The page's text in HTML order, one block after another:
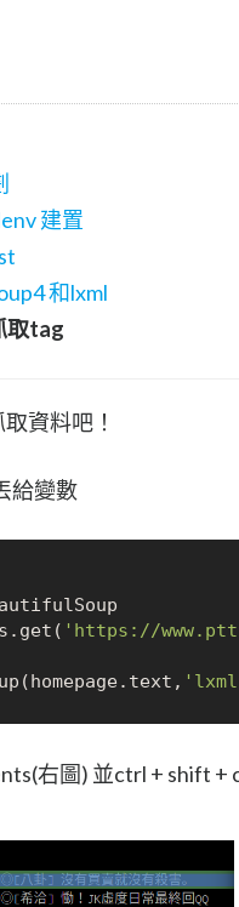
建置
和lxml
取tag
資料吧！
給變數
'https://
右圖) 並ctrl + shift